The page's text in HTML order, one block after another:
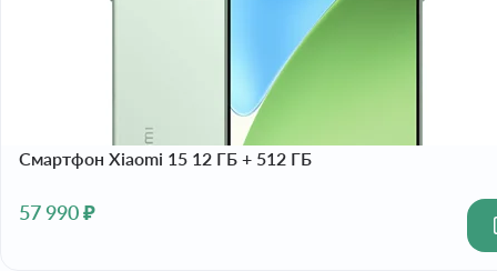
Смартфон Xiaomi 15 12 ГБ + 512 ГБ
57 990 ₽